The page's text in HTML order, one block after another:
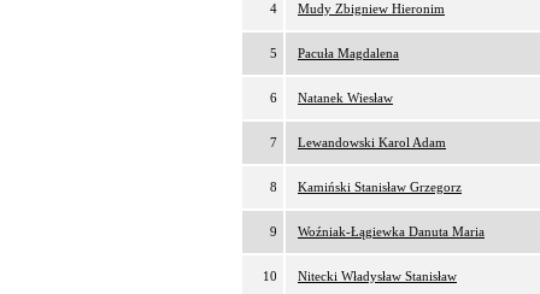
4 Mudy Zbigniew Hieronim
5 Pacuła Magdalena
6 Natanek Wiesław
7 Lewandowski Karol Adam
8 Kamiński Stanisław Grzegorz
9 Woźniak-Łągiewka Danuta Maria
10 Nitecki Władysław Stanisław